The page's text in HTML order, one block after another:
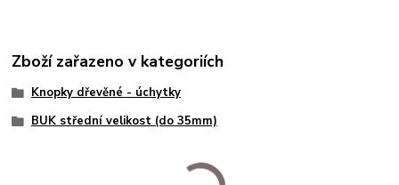
Zboží zařazeno v kategoriích
Knopky dřevěné - úchytky
BUK střední velikost (do 35mm)